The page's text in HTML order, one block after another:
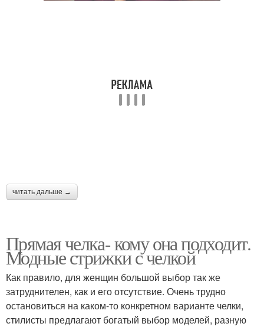
читать дальше →
Прямая челка- кому она подходит.
Модные стрижки с челкой
Как правило, для женщин большой выбор так же
затруднителен, как и его отсутствие. Очень трудно
остановиться на каком-то конкретном варианте челки,
стилисты предлагают богатый выбор моделей, разную